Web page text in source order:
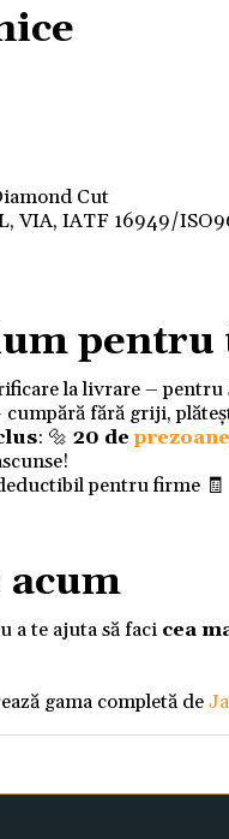
Cut
VIA, IATF 16949/
pentru
la livrare – pentru
cumpără fără griji,
: 🔩 20 de
pentru firme 🧾
acum
a te ajuta să faci cea
gama completă de